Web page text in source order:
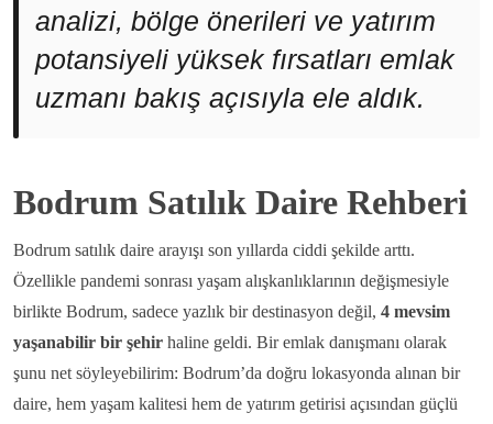
analizi, bölge önerileri ve yatırım
potansiyeli yüksek fırsatları emlak
uzmanı bakış açısıyla ele aldık.
Bodrum Satılık Daire Rehberi
Bodrum satılık daire arayışı son yıllarda ciddi şekilde arttı.
Özellikle pandemi sonrası yaşam alışkanlıklarının değişmesiyle
birlikte Bodrum, sadece yazlık bir destinasyon değil, 4 mevsim
yaşanabilir bir şehir haline geldi. Bir emlak danışmanı olarak
şunu net söyleyebilirim: Bodrum’da doğru lokasyonda alınan bir
daire, hem yaşam kalitesi hem de yatırım getirisi açısından güçlü